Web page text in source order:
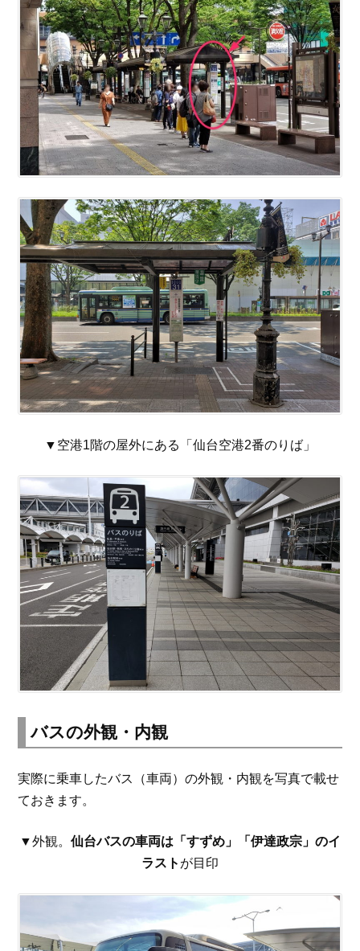
▼空港1階の屋外にある「仙台空港2番のりば」
バスの外観・内観
実際に乗車したバス（車両）の外観・内観を写真で載せ
ておきます。
▼外観。 仙台バスの車両は「すずめ」「伊達政宗」のイ
ラスト が目印